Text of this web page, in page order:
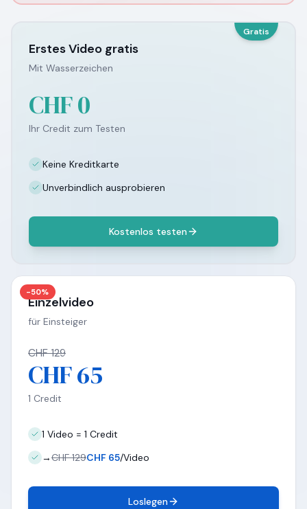
Gratis
Erstes Video gratis
Mit Wasserzeichen
CHF 0
Ihr Credit zum Testen
Keine Kreditkarte
Unverbindlich ausprobieren
Kostenlos testen
-50%
Einzelvideo
für Einsteiger
CHF 129
CHF 65
1 Credit
1 Video = 1 Credit
→CHF 129CHF 65/Video
Loslegen